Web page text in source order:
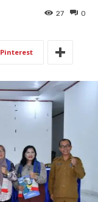
0
27
Pinterest